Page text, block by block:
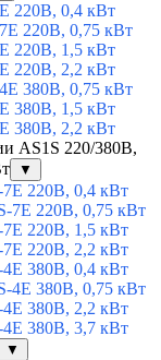
220В, 0,4 кВт
220В, 0,75 кВт
220В, 1,5 кВт
220В, 2,2 кВт
380В, 0,75 кВт
380В, 1,5 кВт
380В, 2,2 кВт
AS1S 220/380В,
▼
220В, 0,4 кВт
7E 220В, 0,75 кВт
220В, 1,5 кВт
220В, 2,2 кВт
380В, 0,4 кВт
4E 380В, 0,75 кВт
380В, 2,2 кВт
380В, 3,7 кВт
▼